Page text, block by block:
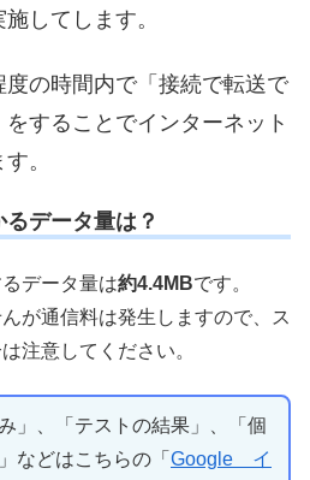
してします。
の時間内で「接続で転送で
することでインターネット
。
データ量は？
データ量は約4.4MBです。
が通信料は発生しますので、ス
注意してください。
」、「テストの結果」、「個
などはこちらの「 Google イ